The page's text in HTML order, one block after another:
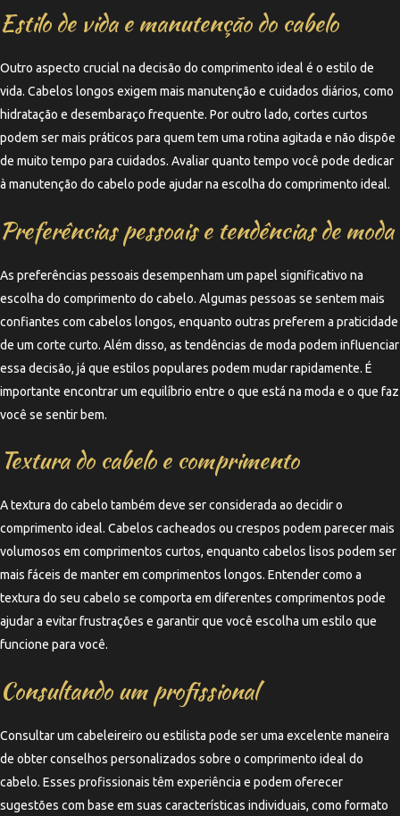
Estilo de vida e manutenção do cabelo
Outro aspecto crucial na decisão do comprimento ideal é o estilo de
vida. Cabelos longos exigem mais manutenção e cuidados diários, como
hidratação e desembaraço frequente. Por outro lado, cortes curtos
podem ser mais práticos para quem tem uma rotina agitada e não dispõe
de muito tempo para cuidados. Avaliar quanto tempo você pode dedicar
à manutenção do cabelo pode ajudar na escolha do comprimento ideal.
Preferências pessoais e tendências de moda
As preferências pessoais desempenham um papel significativo na
escolha do comprimento do cabelo. Algumas pessoas se sentem mais
confiantes com cabelos longos, enquanto outras preferem a praticidade
de um corte curto. Além disso, as tendências de moda podem influenciar
essa decisão, já que estilos populares podem mudar rapidamente. É
importante encontrar um equilíbrio entre o que está na moda e o que faz
você se sentir bem.
Textura do cabelo e comprimento
A textura do cabelo também deve ser considerada ao decidir o
comprimento ideal. Cabelos cacheados ou crespos podem parecer mais
volumosos em comprimentos curtos, enquanto cabelos lisos podem ser
mais fáceis de manter em comprimentos longos. Entender como a
textura do seu cabelo se comporta em diferentes comprimentos pode
ajudar a evitar frustrações e garantir que você escolha um estilo que
funcione para você.
Consultando um profissional
Consultar um cabeleireiro ou estilista pode ser uma excelente maneira
de obter conselhos personalizados sobre o comprimento ideal do
cabelo. Esses profissionais têm experiência e podem oferecer
sugestões com base em suas características individuais, como formato